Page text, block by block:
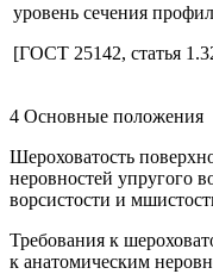
уровень сечения
[ГОСТ 25142, статья
4 Основные положения
Шероховатость
неровностей упругого
ворсистости и
Требования к
к анатомическим